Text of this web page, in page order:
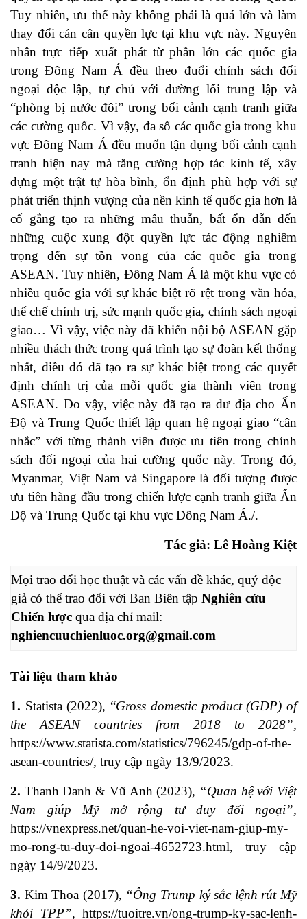
Tuy nhiên, ưu thế này không phải là quá lớn và làm
thay đổi cán cân quyền lực tại khu vực này. Nguyên
nhân trực tiếp xuất phát từ phần lớn các quốc gia
trong Đông Nam Á đều theo đuổi chính sách đối
ngoại độc lập, tự chủ với đường lối trung lập và
“phòng bị nước đôi” trong bối cảnh cạnh tranh giữa
các cường quốc. Vì vậy, đa số các quốc gia trong khu
vực Đông Nam Á đều muốn tận dụng bối cảnh cạnh
tranh hiện nay mà tăng cường hợp tác kinh tế, xây
dựng một trật tự hòa bình, ổn định phù hợp với sự
phát triển thịnh vượng của nền kinh tế quốc gia hơn là
cố gắng tạo ra những mâu thuẫn, bất ổn dẫn đến
những cuộc xung đột quyền lực tác động nghiêm
trọng đến sự tồn vong của các quốc gia trong
ASEAN. Tuy nhiên, Đông Nam Á là một khu vực có
nhiều quốc gia với sự khác biệt rõ rệt trong văn hóa,
thể chế chính trị, sức mạnh quốc gia, chính sách ngoại
giao… Vì vậy, việc này đã khiến nội bộ ASEAN gặp
nhiều thách thức trong quá trình tạo sự đoàn kết thống
nhất, điều đó đã tạo ra sự khác biệt trong các quyết
định chính trị của mỗi quốc gia thành viên trong
ASEAN. Do vậy, việc này đã tạo ra dư địa cho Ấn
Độ và Trung Quốc thiết lập quan hệ ngoại giao “cân
nhắc” với từng thành viên được ưu tiên trong chính
sách đối ngoại của hai cường quốc này. Trong đó,
Myanmar, Việt Nam và Singapore là đối tượng được
ưu tiên hàng đầu trong chiến lược cạnh tranh giữa Ấn
Độ và Trung Quốc tại khu vực Đông Nam Á./.
Tác giả: Lê Hoàng Kiệt
Mọi trao đổi học thuật và các vấn đề khác, quý độc
giả có thể trao đổi với Ban Biên tập Nghiên cứu
Chiến lược
nghiencuuchienluoc.org@gmail.com
Tài liệu tham khảo
1. Statista (2022), “Gross domestic product (GDP) of
the ASEAN countries from 2018 to 2028”,
https://www.statista.com/statistics/796245/gdp-of-the-
asean-countries/, truy cập ngày 13/9/2023.
2. Thanh Danh & Vũ Anh (2023), “Quan hệ với Việt
Nam giúp Mỹ mở rộng tư duy đối ngoại”,
https://vnexpress.net/quan-he-voi-viet-nam-giup-my-
mo-rong-tu-duy-doi-ngoai-4652723.html, truy cập
ngày 14/9/2023.
3. Kim Thoa (2017), “​Ông Trump ký sắc lệnh rút Mỹ
khỏi TPP”, https://tuoitre.vn/ong-trump-ky-sac-lenh-